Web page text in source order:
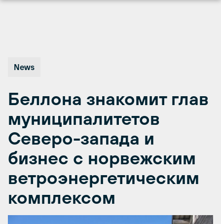
News
Беллона знакомит глав
муниципалитетов
Северо-запада и
бизнес с норвежским
ветроэнергетическим
комплексом